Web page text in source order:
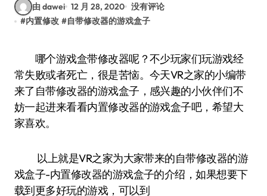
由 dawei 12 月 28, 2020 没有评论
#内置修改 #自带修改器的游戏盒子
哪个游戏盒带修改器呢？不少玩家们玩游戏经
常失败或者死亡，很是苦恼。今天VR之家的小编带
来了自带修改器的游戏盒子，感兴趣的小伙伴们不
妨一起进来看看内置修改器的游戏盒子吧，希望大
家喜欢。
以上就是VR之家为大家带来的自带修改器的游
戏盒子-内置修改器的游戏盒子的介绍，如果想要下
载到更多好玩的游戏，可以到